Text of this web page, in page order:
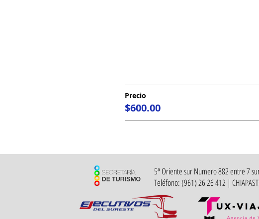
Precio
$600.00
5ª Oriente sur Numero 882 entre 7
Teléfono: (961) 26 26 412 |